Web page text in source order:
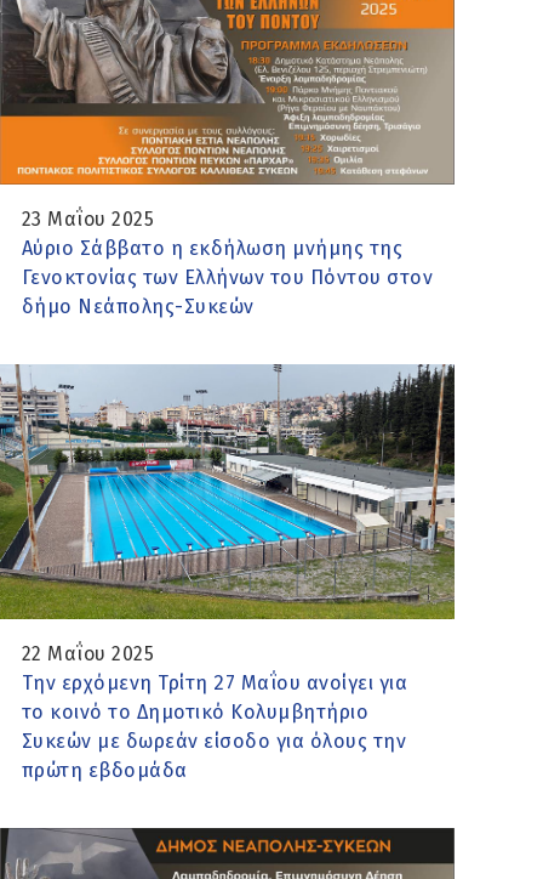
23 Μαΐου 2025
Αύριο Σάββατο η εκδήλωση μνήμης της
Γενοκτονίας των Ελλήνων του Πόντου στον
δήμο Νεάπολης-Συκεών
22 Μαΐου 2025
Την ερχόμενη Τρίτη 27 Μαΐου ανοίγει για
το κοινό το Δημοτικό Κολυμβητήριο
Συκεών με δωρεάν είσοδο για όλους την
πρώτη εβδομάδα